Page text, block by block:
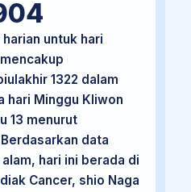
untuk hari
1322 dalam
hari Minggu Kliwon
13 menurut
data
hari ini berada di
Cancer, shio Naga